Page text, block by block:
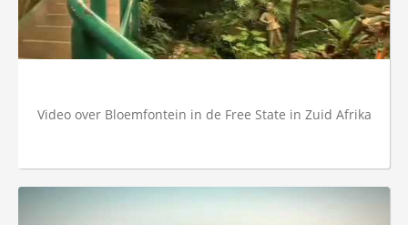
Video over Bloemfontein in de Free State in Zuid Afrika